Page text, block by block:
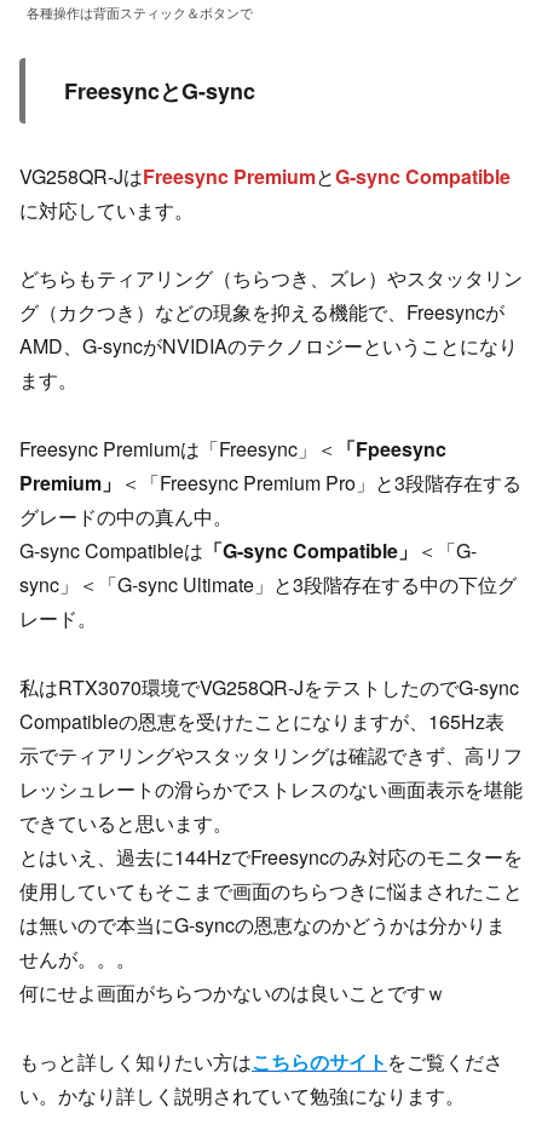
各種操作は背面スティック＆ボタンで
FreesyncとG-sync
VG258QR-JはFreesync PremiumとG-sync Compatible
に対応しています。
どちらもティアリング（ちらつき、ズレ）やスタッタリン
グ（カクつき）などの現象を抑える機能で、Freesyncが
AMD、G-syncがNVIDIAのテクノロジーということになり
ます。
Freesync Premiumは「Freesync」＜ 「Fpeesync
Premium」 ＜「Freesync Premium Pro」と3段階存在する
グレードの中の真ん中。
G-sync Compatibleは 「G-sync Compatible」 ＜「G-
sync」＜「G-sync Ultimate」と3段階存在する中の下位グ
レード。
私はRTX3070環境でVG258QR-JをテストしたのでG-sync
Compatibleの恩恵を受けたことになりますが、165Hz表
示でティアリングやスタッタリングは確認できず、高リフ
レッシュレートの滑らかでストレスのない画面表示を堪能
できていると思います。
とはいえ、過去に144HzでFreesyncのみ対応のモニターを
使用していてもそこまで画面のちらつきに悩まされたこと
は無いので本当にG-syncの恩恵なのかどうかは分かりま
せんが。。。
何にせよ画面がちらつかないのは良いことですｗ
もっと詳しく知りたい方はこちらのサイト をご覧くださ
い。かなり詳しく説明されていて勉強になります。